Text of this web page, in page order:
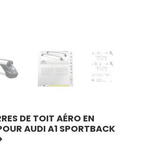
DE TOIT AÉRO EN
AUDI A1 SPORTBACK